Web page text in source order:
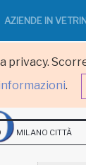
.
AZIENDE IN
MILANO CITTÀ